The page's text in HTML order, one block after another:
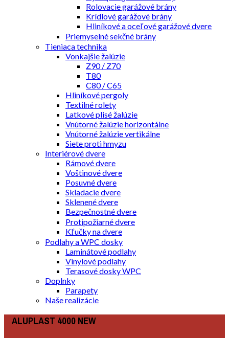
Rolovacie garážové brány
Krídlové garážové brány
Hliníkové a oceľové garážové dvere
Priemyselné sekčné brány
Tieniaca technika
Vonkajšie žalúzie
Z90 / Z70
T80
C80 / C65
Hliníkové pergoly
Textilné rolety
Latkové plisé žalúzie
Vnútorné žalúzie horizontálne
Vnútorné žalúzie vertikálne
Siete proti hmyzu
Interiérové dvere
Rámové dvere
Voštinové dvere
Posuvné dvere
Skladacie dvere
Sklenené dvere
Bezpečnostné dvere
Protipožiarné dvere
Kľučky na dvere
Podlahy a WPC dosky
Laminátové podlahy
Vinylové podlahy
Terasové dosky WPC
Doplnky
Parapety
Naše realizácie
ALUPLAST 4000 NEW